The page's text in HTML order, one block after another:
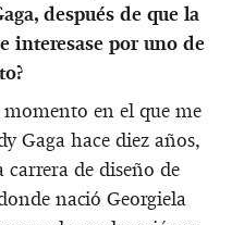
después de que la
interesase por uno de
en el que me
Gaga hace diez años,
de diseño de
nació Georgiela